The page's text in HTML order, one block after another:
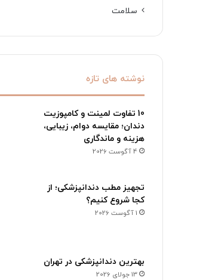
سلامت
نوشته های تازه
10 تفاوت لمینت و کامپوزیت
دندان؛ مقایسه دوام، زیبایی،
هزینه و ماندگاری
4 آگوست 2026
تجهیز مطب دندانپزشکی؛ از
کجا شروع کنیم؟
1 آگوست 2026
بهترین دندانپزشکی در تهران
13 جولای 2026